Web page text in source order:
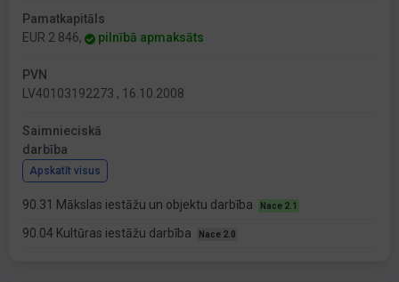
Pamatkapitāls
EUR 2 846,
pilnībā apmaksāts
PVN
LV40103192273 , 16.10.2008
Saimnieciskā
darbība
Apskatīt visus
90.31 Mākslas iestāžu un objektu darbība Nace 2.1
90.04 Kultūras iestāžu darbība Nace 2.0